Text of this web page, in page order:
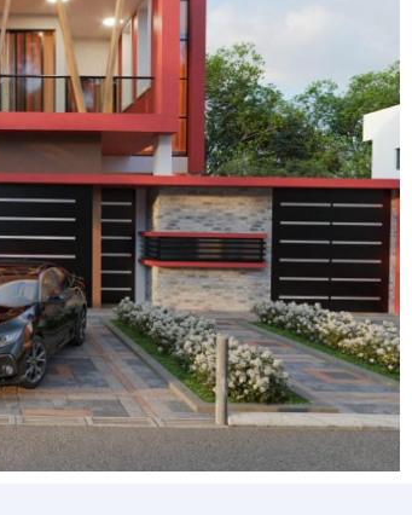
sur des sites
croissante de terrains